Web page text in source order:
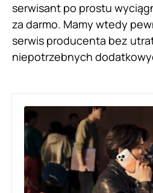
serwisant po prostu
za darmo. Mamy wtedy
serwis producenta bez
niepotrzebnych